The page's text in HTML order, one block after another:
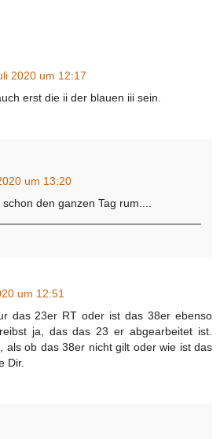
2020 um 12:17
erst die ii der blauen iii sein.
um 13:20
den ganzen Tag rum....
um 12:51
das 23er RT oder ist das 38er ebenso
ja, das das 23 er abgearbeitet ist.
als ob das 38er nicht gilt oder wie ist das
Dir.